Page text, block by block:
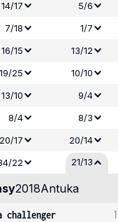
14/17 5/6
7/18 1/7
16/15 13/12
19/25 10/10
13/10 9/4
8/4 8/3
20/17 20/14
22 21/13
2018Antuka
challenger 1